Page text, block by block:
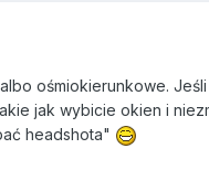
ośmiokierunkowe.
jak wybicie okien i
headshota"